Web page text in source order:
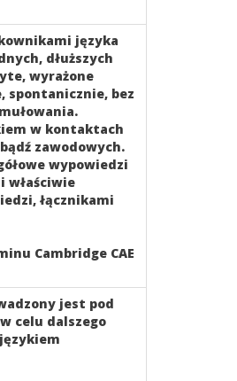
języka
dłuższych
wyrażone
spontanicznie, bez
w kontaktach
zawodowych.
wypowiedzi
właściwie
łącznikami
Cambridge CAE
jest pod
celu dalszego